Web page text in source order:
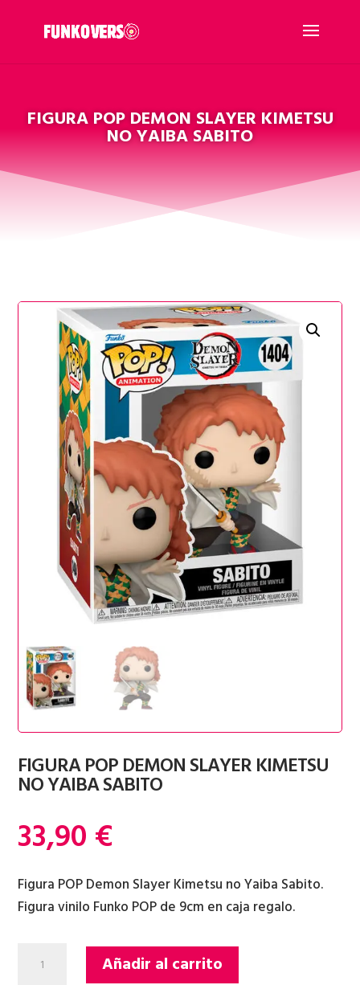
FIGURA POP DEMON SLAYER KIMETSU
NO YAIBA SABITO
FIGURA POP DEMON SLAYER KIMETSU
NO YAIBA SABITO
33,90€
Figura POP Demon Slayer Kimetsu no Yaiba Sabito.
Figura vinilo Funko POP de 9cm en caja regalo.
Añadir al carrito